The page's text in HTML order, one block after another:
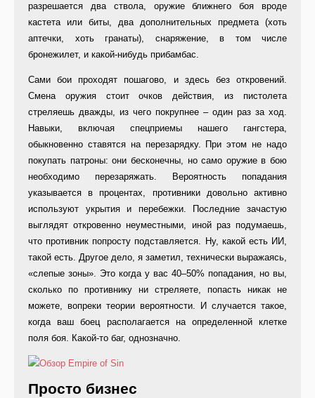
разрешается два ствола, оружие ближнего боя вроде
кастета или биты, два дополнительных предмета (хоть
аптечки, хоть гранаты), снаряжение, в том числе
бронежилет, и какой-нибудь прибамбас.
Сами бои проходят пошагово, и здесь без откровений.
Смена оружия стоит очков действия, из пистолета
стреляешь дважды, из чего покрупнее – один раз за ход.
Навыки, включая спецприемы нашего гангстера,
обыкновенно ставятся на перезарядку. При этом не надо
покупать патроны: они бесконечны, но само оружие в бою
необходимо перезаряжать. Вероятность попадания
указывается в процентах, противники довольно активно
используют укрытия и перебежки. Последние зачастую
выглядят откровенно неуместными, иной раз подумаешь,
что противник попросту подставляется. Ну, какой есть ИИ,
такой есть. Другое дело, я заметил, технически выражаясь,
«слепые зоны». Это когда у вас 40–50% попадания, но вы,
сколько по противнику ни стреляете, попасть никак не
можете, вопреки теории вероятности. И случается такое,
когда ваш боец располагается на определенной клетке
поля боя. Какой-то баг, однозначно.
Просто бизнес